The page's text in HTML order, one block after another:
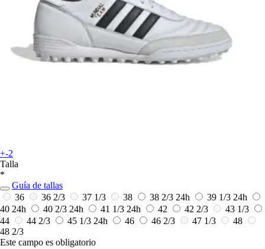
+-2
Talla
*
Guía de tallas
36
36 2/3 37 1/3 38 38 2/3 24h 39 1/3 24h
40 24h 40 2/3 24h 41 1/3 24h 42 42 2/3
43 1/3
44
44 2/3 45 1/3 24h 46 46 2/3 47 1/3
48
48 2/3
Este campo es obligatorio